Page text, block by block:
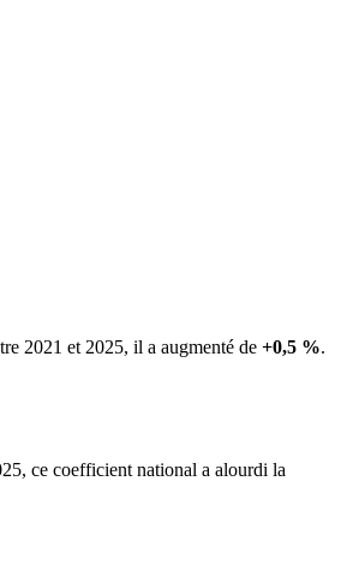
2021 et 2025, il a augmenté de +0,5 %.
ce coefficient national a alourdi la